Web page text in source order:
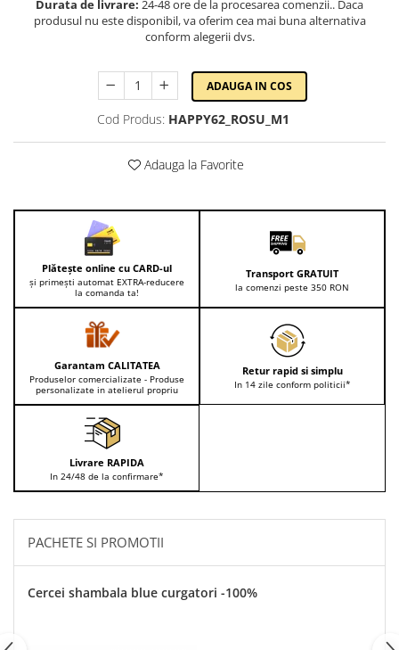
Durata de livrare: 24-48 ore de la procesarea comenzii.. Daca
produsul nu este disponibil, va oferim cea mai buna alternativa
conform alegerii dvs.
ADAUGA IN COS
Cod Produs: HAPPY62_ROSU_M1
Adauga la Favorite
Plătește online cu CARD-ul
și primești automat EXTRA-reducere
la comanda ta!
Transport GRATUIT
la comenzi peste 350 RON
Garantam CALITATEA
Produselor comercializate - Produse
personalizate in atelierul propriu
Retur rapid si simplu
In 14 zile conform politicii*
Livrare RAPIDA
In 24/48 de la confirmare*
PACHETE SI PROMOTII
Cercei shambala blue curgatori -100%